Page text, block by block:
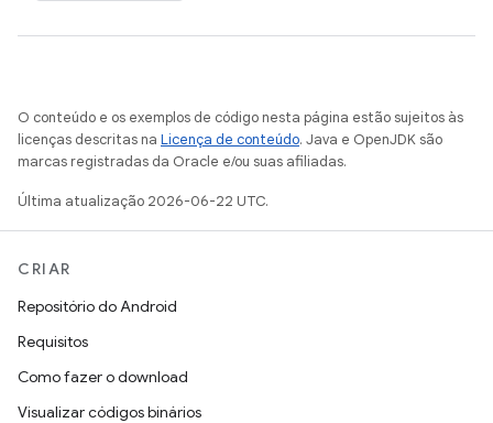
O conteúdo e os exemplos de código nesta página estão sujeitos às
licenças descritas na Licença de conteúdo. Java e OpenJDK são
marcas registradas da Oracle e/ou suas afiliadas.
Última atualização 2026-06-22 UTC.
CRIAR
Repositório do Android
Requisitos
Como fazer o download
Visualizar códigos binários